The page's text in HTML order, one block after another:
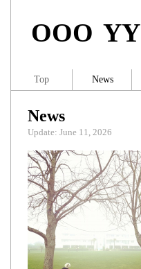
OOO YY
News
Update: June 11, 2026
Top News